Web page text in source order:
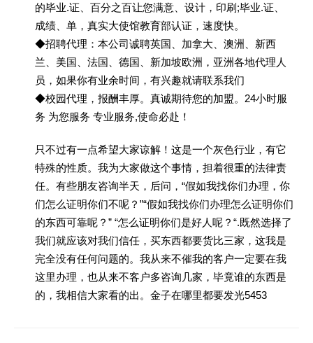
的毕业.证、百分之百让您满意、设计，印刷;毕业.证、
成绩、单，真实大使馆教育部认证，速度快。
◆招聘代理：本公司诚聘英国、加拿大、澳洲、新西
兰、美国、法国、德国、新加坡欧洲，亚洲各地代理人
员，如果你有业余时间，有兴趣就请联系我们
◆校园代理，报酬丰厚。真诚期待您的加盟。24小时服
务 为您服务 专业服务,使命必赴！
只不过有一点希望大家谅解！这是一个灰色行业，有它
特殊的性质。我为大家做这个事情，担着很重的法律责
任。有些朋友咨询半天，后问，“假如我找你们办理，你
们怎么证明你们不呢？”“假如我找你们办理怎么证明你们
的东西可靠呢？” “怎么证明你们是好人呢？“.既然选择了
我们就应该对我们信任，买东西都要货比三家，这我是
完全没有任何问题的。我从来不催我的客户一定要在我
这里办理，也从来不客户多咨询几家，毕竟谁的东西是
的，我相信大家看的出。金子在哪里都要发光5453